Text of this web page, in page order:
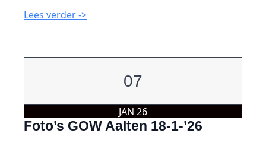
Lees verder ->
07
JAN 26
Foto’s GOW Aalten 18-1-’26